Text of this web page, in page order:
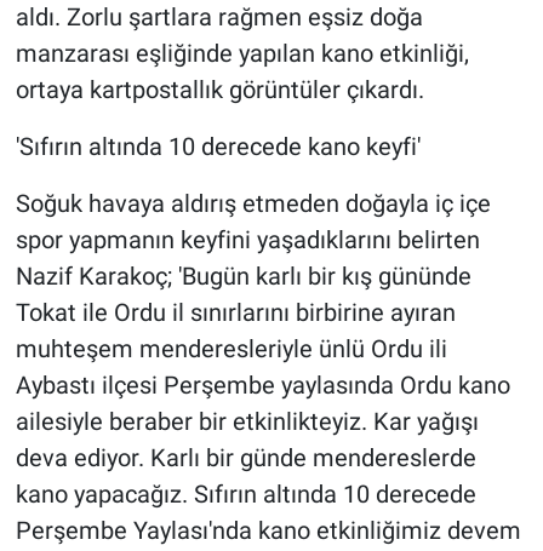
aldı. Zorlu şartlara rağmen eşsiz doğa
manzarası eşliğinde yapılan kano etkinliği,
ortaya kartpostallık görüntüler çıkardı.
'Sıfırın altında 10 derecede kano keyfi'
Soğuk havaya aldırış etmeden doğayla iç içe
spor yapmanın keyfini yaşadıklarını belirten
Nazif Karakoç; 'Bugün karlı bir kış gününde
Tokat ile Ordu il sınırlarını birbirine ayıran
muhteşem menderesleriyle ünlü Ordu ili
Aybastı ilçesi Perşembe yaylasında Ordu kano
ailesiyle beraber bir etkinlikteyiz. Kar yağışı
deva ediyor. Karlı bir günde mendereslerde
kano yapacağız. Sıfırın altında 10 derecede
Perşembe Yaylası'nda kano etkinliğimiz devem